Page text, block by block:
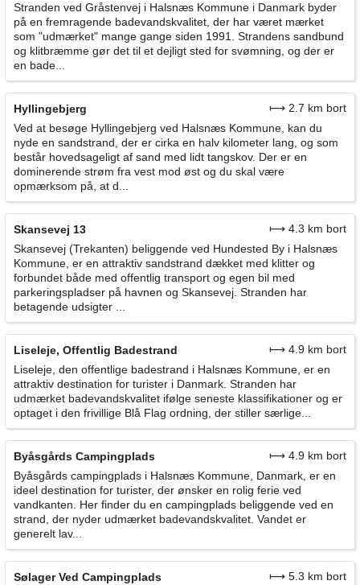
Stranden ved Gråstenvej i Halsnæs Kommune i Danmark byder
på en fremragende badevandskvalitet, der har været mærket
som "udmærket" mange gange siden 1991. Strandens sandbund
og klitbræmme gør det til et dejligt sted for svømning, og der er
en bade...
Hyllingebjerg
⟼ 2.7 km bort
Ved at besøge Hyllingebjerg ved Halsnæs Kommune, kan du
nyde en sandstrand, der er cirka en halv kilometer lang, og som
består hovedsageligt af sand med lidt tangskov. Der er en
dominerende strøm fra vest mod øst og du skal være
opmærksom på, at d...
Skansevej 13
⟼ 4.3 km bort
Skansevej (Trekanten) beliggende ved Hundested By i Halsnæs
Kommune, er en attraktiv sandstrand dækket med klitter og
forbundet både med offentlig transport og egen bil med
parkeringspladser på havnen og Skansevej. Stranden har
betagende udsigter ...
Liseleje, Offentlig Badestrand
⟼ 4.9 km bort
Liseleje, den offentlige badestrand i Halsnæs Kommune, er en
attraktiv destination for turister i Danmark. Stranden har
udmærket badevandskvalitet ifølge seneste klassifikationer og er
optaget i den frivillige Blå Flag ordning, der stiller særlige...
Byåsgårds Campingplads
⟼ 4.9 km bort
Byåsgårds campingplads i Halsnæs Kommune, Danmark, er en
ideel destination for turister, der ønsker en rolig ferie ved
vandkanten. Her finder du en campingplads beliggende ved en
strand, der nyder udmærket badevandskvalitet. Vandet er
generelt lav...
Sølager Ved Campingplads
⟼ 5.3 km bort